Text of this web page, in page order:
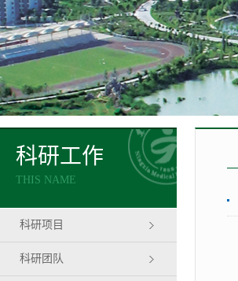
科研工作
THIS NAME
科研项目
科研团队